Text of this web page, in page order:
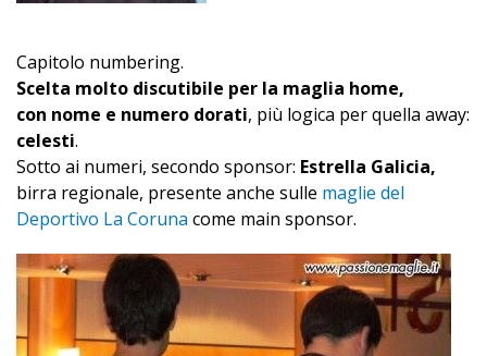
Capitolo numbering.
Scelta molto discutibile per la maglia home,
con nome e numero dorati, più logica per quella away:
celesti.
Sotto ai numeri, secondo sponsor: Estrella Galicia,
birra regionale, presente anche sulle maglie del
Deportivo La Coruna come main sponsor.